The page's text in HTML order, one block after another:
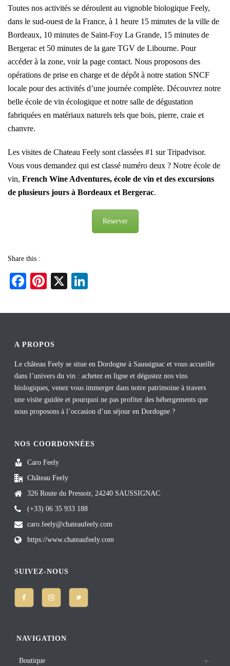
Toutes nos activités se déroulent au vignoble biologique Feely,
dans le sud-ouest de la France, à 1 heure 15 minutes de la ville de
Bordeaux, 10 minutes de Saint-Foy La Grande, 15 minutes de
Bergerac et 50 minutes de la gare TGV de Libourne. Pour
accéder à la zone, voirla page contact. Nous proposons des
opérations de prise en charge et de dépôt à notre station SNCF
locale pour des activités d’une journée complète. Découvrez notre
belle école de vin écologique et notre salle de dégustation
fabriquées en matériaux naturels tels que bois, pierre, craie et
chanvre.
Les visites de Chateau Feely sont classées #1 sur Tripadvisor.
Vous vous demandez qui est classé numéro deux ? Notre école de
vin, French Wine Adventures, école de vin et des excursions
de plusieurs jours à Bordeaux et Bergerac.
Réserver
Share this :
Fa
bo
Pi
er
t
X
ed
A PROPOS
Le château Feely se situe en Dordogne à Saussignac et vous accueille
dans l’univers du vin : achetez en ligne et dégustez nos vins
biologiques, venez vous immerger dans notre patrimoine à travers
une visite guidée et pourquoi ne pas profiter des hébergements que
nous proposons à l’occasion d’un séjour en Dordogne ?
NOS COORDONNÉES
Caro Feely
Château Feely
326 Route du Pressoir, 24240 SAUSSIGNAC
(+33) 06 35 933 188
caro.feely@chateaufeely.com
https://www.chateaufeely.com
SUIVEZ-NOUS
NAVIGATION
Boutique